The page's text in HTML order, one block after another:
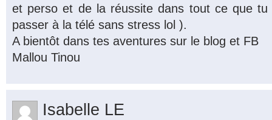
et perso et de la réussite dans tout ce que tu
passer à la télé sans stress lol ).
A bientôt dans tes aventures sur le blog et FB
Mallou Tinou
Isabelle LE